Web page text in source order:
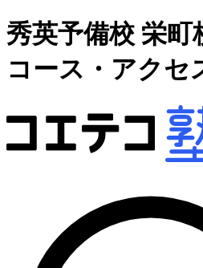
秀英予備校 栄町
コース・アクセ